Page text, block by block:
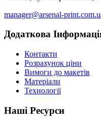
manager@arsenal-
Додаткова
Контакти
Розрахунок ціни
Вимоги до макетів
Матеріали
Технології
Наші Ресурси